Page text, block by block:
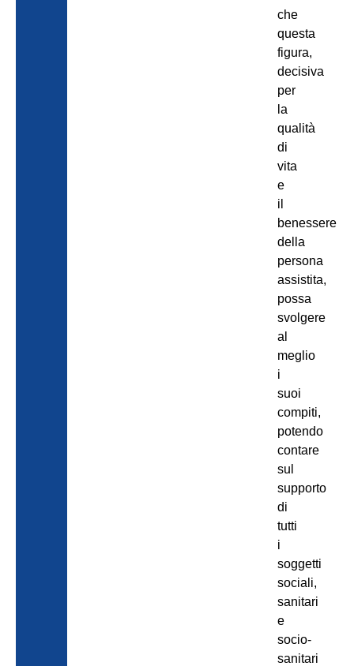
che
questa
figura,
decisiva
per
la
qualità
di
vita
e
il
benessere
della
persona
assistita,
possa
svolgere
al
meglio
i
suoi
compiti,
potendo
contare
sul
supporto
di
tutti
i
soggetti
sociali,
sanitari
e
socio-
sanitari